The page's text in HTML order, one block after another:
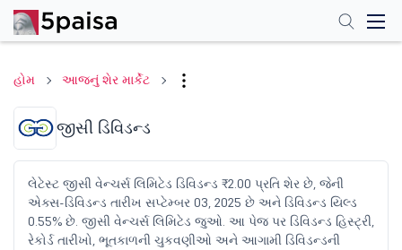
હોમ આજનું શેર માર્કેટ
જીસી ડિવિડન્ડ
લેટેસ્ટ જીસી વેન્ચર્સ લિમિટેડ ડિવિડન્ડ ₹2.00 પ્રતિ શેર છે, જેની
એક્સ-ડિવિડન્ડ તારીખ સપ્ટેમ્બર 03, 2025 છે અને ડિવિડન્ડ યિલ્ડ
0.55% છે. જીસી વેન્ચર્સ લિમિટેડ જુઓ. આ પેજ પર ડિવિડન્ડ હિસ્ટ્રી,
રેકોર્ડ તારીખો, ભૂતકાળની ચુકવણીઓ અને આગામી ડિવિડન્ડની